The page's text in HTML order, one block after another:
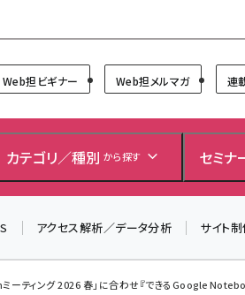
Web担ビギナー Web担メルマガ 連
カテゴリ／種別 から探す セミナ
アクセス解析／データ分析 サイト
ーティング 2026 春」に合わせ『できるGoogle
読者アンケートにご協力ください ／
アンケートページはこちらから▼